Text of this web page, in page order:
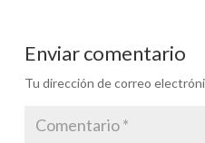
Enviar comentario
Tu dirección de correo